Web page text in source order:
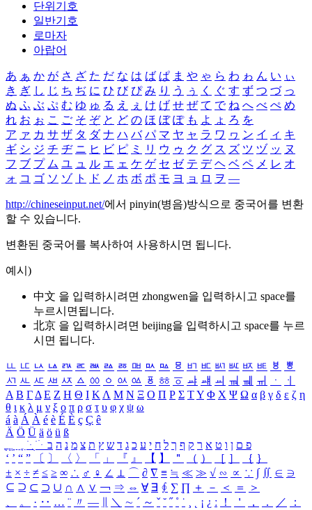
단위기호
일반기호
로마자
아랍어
あ ぁ か が さ ざ た だ な は ば ぱ ま や ゃ ら わ ゎ ん い ぃ
き ぎ し じ ち ぢ に ひ び ぴ み り う ぅ く ぐ す ず つ づ っ
ぬ ふ ぶ ぷ む ゆ ゅ る え ぇ け げ せ ぜ て で ね へ べ ぺ め
れ お ぉ こ ご そ ぞ と ど の ほ ぼ ぽ も よ ょ ろ を
ア ァ カ サ ザ タ ダ ナ ハ バ パ マ ヤ ャ ラ ワ ヮ ン イ ィ キ
ギ シ ジ チ ヂ ニ ヒ ビ ピ ミ リ ウ ゥ ク グ ス ズ ツ ヅ ッ ヌ
フ ブ プ ム ユ ュ ル エ ェ ケ ゲ セ ゼ テ デ ヘ ベ ペ メ レ オ
ォ コ ゴ ソ ゾ ト ド ノ ホ ボ ポ モ ヨ ョ ロ ヲ ―
http://chineseinput.net/에서 pinyin(병음)방식으로 중국어를 변환
할 수 있습니다.
변환된 중국어를 복사하여 사용하시면 됩니다.
예시)
中文 을 입력하시려면 zhongwen을 입력하시고 space를
누르시면됩니다.
北京 을 입력하시려면 beijing을 입력하시고 space를 누르
시면 됩니다.
ㅥ ㅦ ㅧ ㅨ ㅩ ㅪ ㅫ ㅬ ㅭ ㅮ ㅯ ㅰ ㅱ ㅲ ㅳ ㅴ ㅵ ㅶ ㅷ ㅸ
ㅹ
ㅺ ㅻ ㅼ ㅽ ㅾ ㅿ ㆀ ㆁ ㆂ ㆃ ㆄ ㆅ ㆆ ㆇ ㆈ ㆉ ㆊ ㆋ ㆌ ㆍ
ㆎ
Α Β ΓΔ Ε Ζ Η Θ Ι ΚΛ Μ Ν Ξ Ο Π Ρ Σ ΤΥ Φ Χ Ψ Ω α β γ δ ε ζ η
θ ι κ λ μ ν ξ ο π ρ σ τ υ φ χ ψ ω
á à Á À é è É È ç Ç ê
Ä Ö Ü ä ö ü ß
ִֶֹ ֻּ ׁׂ פ ם ן ו ט א ר ק ף ך ל ח י ע כ ג ד ש ץ ת צ מ נ ה ב
‘ ’ “ ” 〔 〕 〈 〉 「 」 『 』 【 】 ＂ （ ） ［ ］ ｛ ｝
± × ÷ ≠ ≤ ≥ ∞ ∴ ♂ ♀ ∠ ⊥ ⌒ ∂ ∇ ≡ ≒ ≪ ≫ √ ∽ ∝ ∵ ∫ ∬ ∈ ∋
⊆ ⊇ ⊂ ⊃ ∪ ∩ ∧ ∨ ￢ ⇒ ⇔ ∀ ∃ ∮ ∑ ∏ ＋ － ＜ ＝
＞
、
。 · ‥ … ¨ 〃 ― ＼ ∼ ´ ～ ˇ ˘ ˝ ˚ ˙ ¸ ¡ ¿ ː ！ ＇ ， ． ／
：